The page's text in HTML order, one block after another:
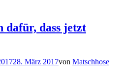
dafür, dass jetzt
28. März 2017von Matschhose